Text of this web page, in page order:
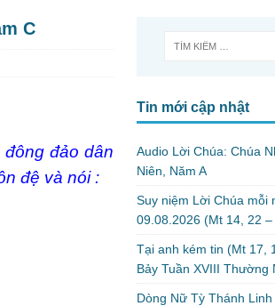
C
đảo dân
đệ và nói :
Tin mới cập nhật
Audio Lời Chúa: Chúa
Niên, Năm A
Suy niệm Lời Chúa mỗi
09.08.2026 (Mt 14, 22 –
Tại anh kém tin (Mt 17,
Bảy Tuần XVIII Thường
Dòng Nữ Tỳ Thánh